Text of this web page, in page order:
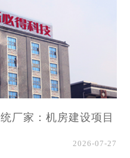
厂家：机房建设项目
2026-07-27